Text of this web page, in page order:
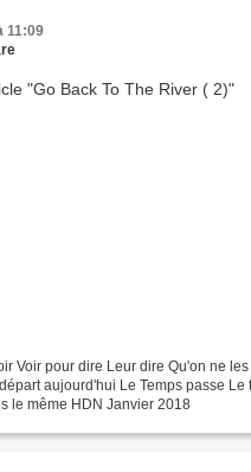
11:09
Voir pour dire Leur dire Qu'on ne
aujourd'hui Le Temps passe Le
le même HDN Janvier 2018